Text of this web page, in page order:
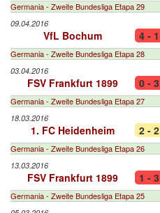
Germania - Zweite Bundesliga Etapa 29
09.04.2016
VfL Bochum 4 - 1
Germania - Zweite Bundesliga Etapa 28
03.04.2016
FSV Frankfurt 1899 0 - 3
Germania - Zweite Bundesliga Etapa 27
18.03.2016
1. FC Heidenheim 2 - 2
Germania - Zweite Bundesliga Etapa 26
13.03.2016
FSV Frankfurt 1899 1 - 3
Germania - Zweite Bundesliga Etapa 25